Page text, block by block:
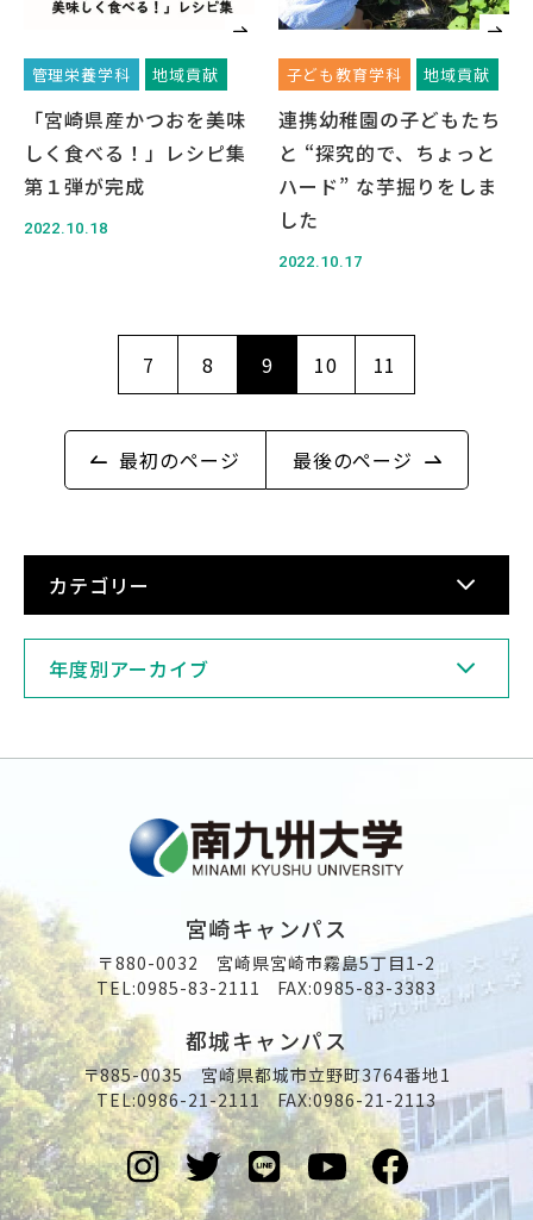
管理栄養学科 地域貢献
「宮崎県産かつおを美味
しく食べる！」レシピ集
第１弾が完成
2022.10.18
子ども教育学科 地域貢献
連携幼稚園の子どもたち
と “探究的で、ちょっと
ハード” な芋掘りをしま
した
2022.10.17
最初のページ
7 8 9 10 11
最後のページ
カテゴリー
年度別アーカイブ
宮崎キャンパス
〒880-0032 宮崎県宮崎市霧島5丁目1-2
TEL:0985-83-2111 FAX:0985-83-3383
都城キャンパス
〒885-0035 宮崎県都城市立野町3764番地1
TEL:0986-21-2111 FAX:0986-21-2113